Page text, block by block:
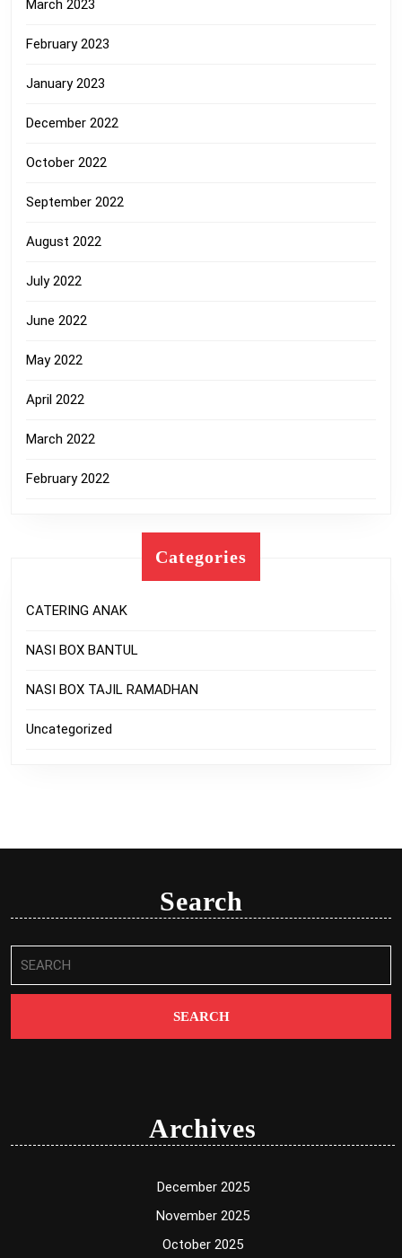
March 2023
February 2023
January 2023
December 2022
October 2022
September 2022
August 2022
July 2022
June 2022
May 2022
April 2022
March 2022
February 2022
Categories
CATERING ANAK
NASI BOX BANTUL
NASI BOX TAJIL RAMADHAN
Uncategorized
Search
for:
Archives
December 2025
November 2025
October 2025